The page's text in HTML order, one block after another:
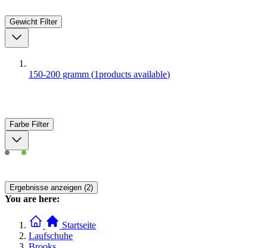
Gewicht Filter
150-200 gramm (1products available)
Farbe Filter
Ergebnisse anzeigen (2)
You are here:
Startseite
Laufschuhe